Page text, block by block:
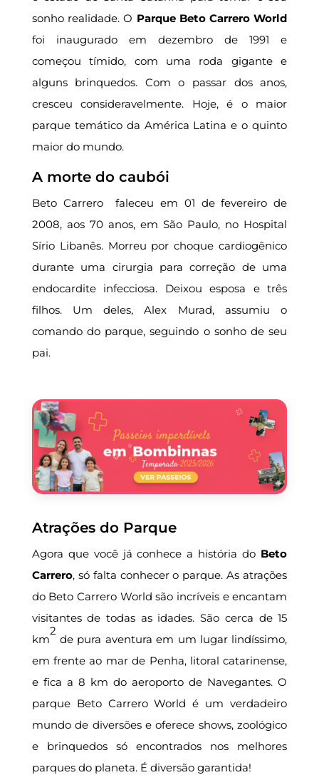
sonho realidade. O Parque Beto Carrero World
foi inaugurado em dezembro de 1991 e
começou tímido, com uma roda gigante e
alguns brinquedos. Com o passar dos anos,
cresceu consideravelmente. Hoje, é o maior
parque temático da América Latina e o quinto
maior do mundo.
A morte do caubói
Beto Carrero faleceu em 01 de fevereiro de
2008, aos 70 anos, em São Paulo, no Hospital
Sírio Libanês. Morreu por choque cardiogênico
durante uma cirurgia para correção de uma
endocardite infecciosa. Deixou esposa e três
filhos. Um deles, Alex Murad, assumiu o
comando do parque, seguindo o sonho de seu
pai.
Atrações do Parque
Agora que você já conhece a história do Beto
Carrero, só falta conhecer o parque. As atrações
do Beto Carrero World são incríveis e encantam
visitantes de todas as idades. São cerca de 15
km
2
de pura aventura em um lugar lindíssimo,
em frente ao mar de Penha, litoral catarinense,
e fica a 8 km do aeroporto de Navegantes. O
parque Beto Carrero World é um verdadeiro
mundo de diversões e oferece shows, zoológico
e brinquedos só encontrados nos melhores
parques do planeta. É diversão garantida!